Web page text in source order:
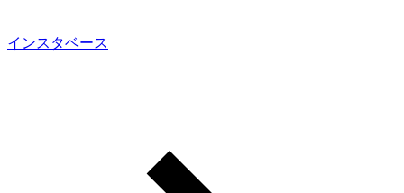
インスタベース